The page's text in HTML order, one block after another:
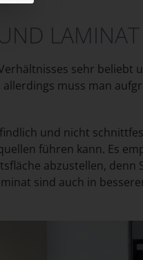
LAMINAT
sehr beliebt
muss man
und nicht
führen kann. Es
abzustellen, denn
sind auch in